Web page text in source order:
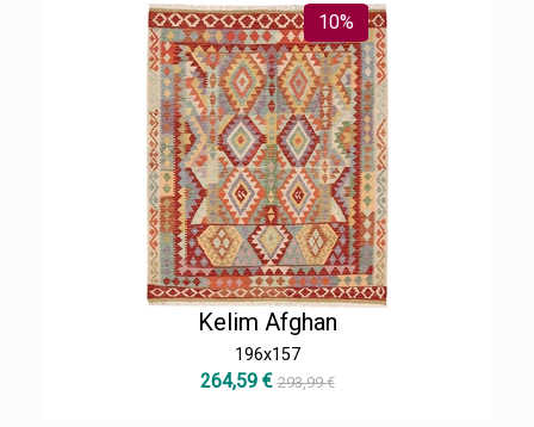
10%
Kelim Afghan
196x157
264,59 € 293,99 €